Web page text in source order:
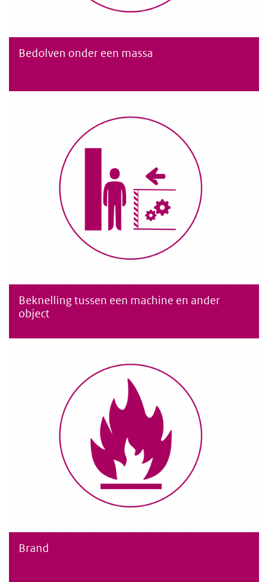
Bedolven onder een massa
Bedolven onder een massa
Beknelling tussen een machine en een ander object
Beknelling tussen een machine en ander
object
Brand
Brand